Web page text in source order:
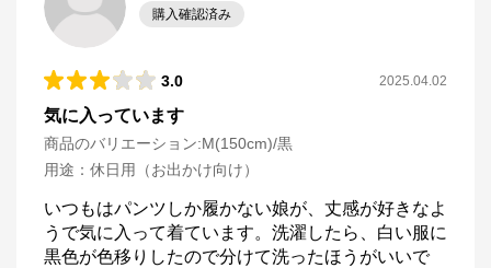
購入確認済み
3.0 2025.04.02
気に入っています
商品のバリエーション:M(150cm)/黒
用途 ： 休日用（お出かけ向け）
いつもはパンツしか履かない娘が、丈感が好きなよ
うで気に入って着ています。洗濯したら、白い服に
黒色が色移りしたので分けて洗ったほうがいいで